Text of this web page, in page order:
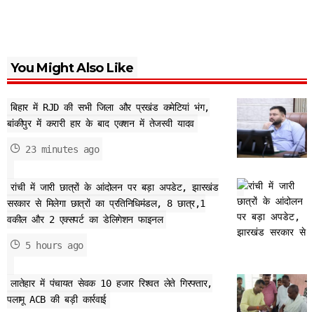
You Might Also Like
बिहार में RJD की सभी जिला और प्रखंड कमेटियां भंग,
बांकीपुर में करारी हार के बाद एक्शन में तेजस्वी यादव
23 minutes ago
रांची में जारी छात्रों के आंदोलन पर बड़ा अपडेट, झारखंड
सरकार से मिलेगा छात्रों का प्रतिनिधिमंडल, 8 छात्र,1
वकील और 2 एक्सपर्ट का डेलिगेशन फाइनल
5 hours ago
लातेहार में पंचायत सेवक 10 हजार रिश्वत लेते गिरफ्तार,
पलामू ACB की बड़ी कार्रवाई